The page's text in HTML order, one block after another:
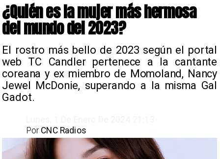
¿Quién es la mujer más hermosa
del mundo del 2023?
​El rostro más bello de 2023 según el portal
web TC Candler pertenece a la cantante
coreana y ex miembro de Momoland, Nancy
Jewel McDonie, superando a la misma Gal
Gadot.
CNC Radios
Por